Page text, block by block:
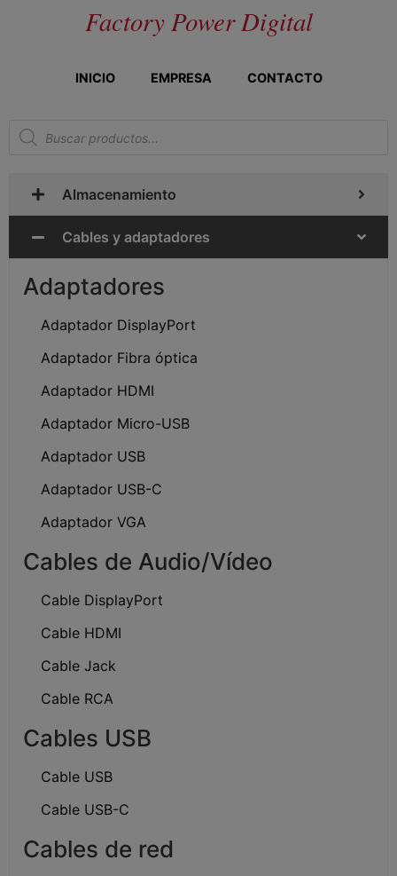
Factory Power Digital
INICIO EMPRESA CONTACTO
Almacenamiento
Cables y adaptadores
Adaptadores
Adaptador DisplayPort
Adaptador Fibra óptica
Adaptador HDMI
Adaptador Micro-USB
Adaptador USB
Adaptador USB-C
Adaptador VGA
Cables de Audio/Vídeo
Cable DisplayPort
Cable HDMI
Cable Jack
Cable RCA
Cables USB
Cable USB
Cable USB-C
Cables de red